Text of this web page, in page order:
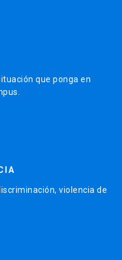
que ponga en
violencia de